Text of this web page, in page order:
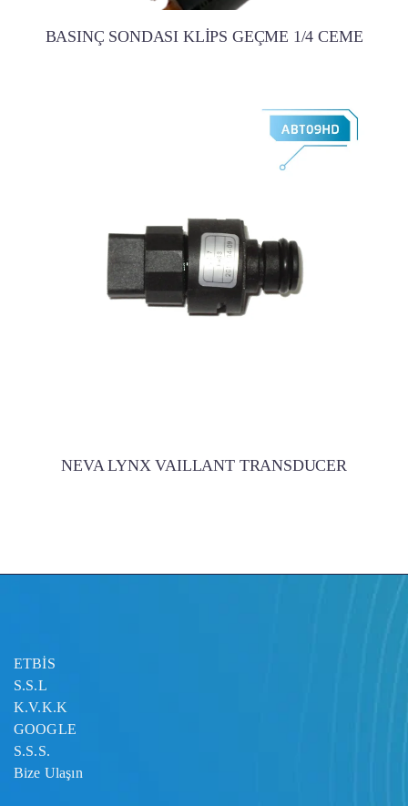
BASINÇ SONDASI KLİPS GEÇME 1/4 CEME
NEVA LYNX VAILLANT TRANSDUCER
ETBİS
S.S.L
K.V.K.K
GOOGLE
S.S.S.
Bize Ulaşın